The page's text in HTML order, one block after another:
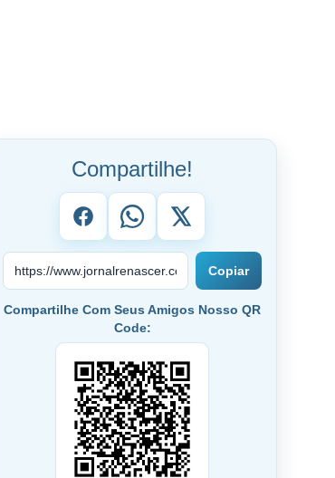
Compartilhe!
Compartilhe Com Seus Amigos Nosso QR
Code: